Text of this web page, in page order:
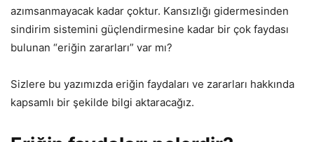
azımsanmayacak kadar çoktur. Kansızlığı gidermesinden
sindirim sistemini güçlendirmesine kadar bir çok faydası
bulunan “eriğin zararları” var mı?
Sizlere bu yazımızda eriğin faydaları ve zararları hakkında
kapsamlı bir şekilde bilgi aktaracağız.